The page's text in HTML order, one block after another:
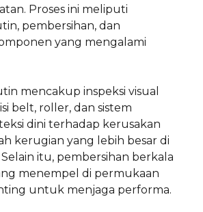
Proses ini meliputi
pembersihan, dan
yang mengalami
mencakup inspeksi visual
belt, roller, dan sistem
dini terhadap kerusakan
kerugian yang lebih besar di
itu, pembersihan berkala
menempel di permukaan
untuk menjaga performa.